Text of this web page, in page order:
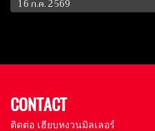
16 ก.ค. 2569
CONTACT
ติดต่อ เฮียบหงวนมิลเลอร์